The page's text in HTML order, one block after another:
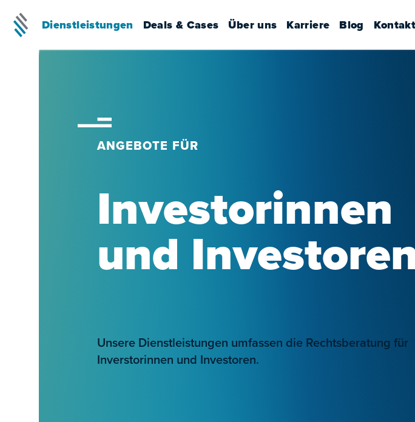
Dienstleistungen Deals & Cases Über uns Karriere Blog
ANGEBOTE FÜR
Investorinnen
und
Unsere Dienstleistungen umfassen die Rechtsberatung für
Inverstorinnen und Investoren.